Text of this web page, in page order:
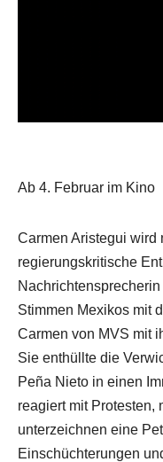
Ab 4. Februar im Kino
Carmen Aristegui wird
regierungskritische
Stimmen Mexikos mit
Carmen von MVS mit
Sie enthüllte die
Peña Nieto in einen
reagiert mit Protesten,
unterzeichnen eine
Einschüchterungen